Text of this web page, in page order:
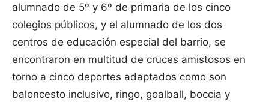
alumnado de 5º y 6º de primaria de los cinco
colegios públicos, y el alumnado de los dos
centros de educación especial del barrio, se
encontraron en multitud de cruces amistosos en
torno a cinco deportes adaptados como son
baloncesto inclusivo, ringo, goalball, boccia y